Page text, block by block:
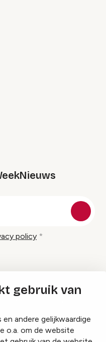
gebruik van
andere gelijkwaardige
o.a. om de website
policy
Magazine